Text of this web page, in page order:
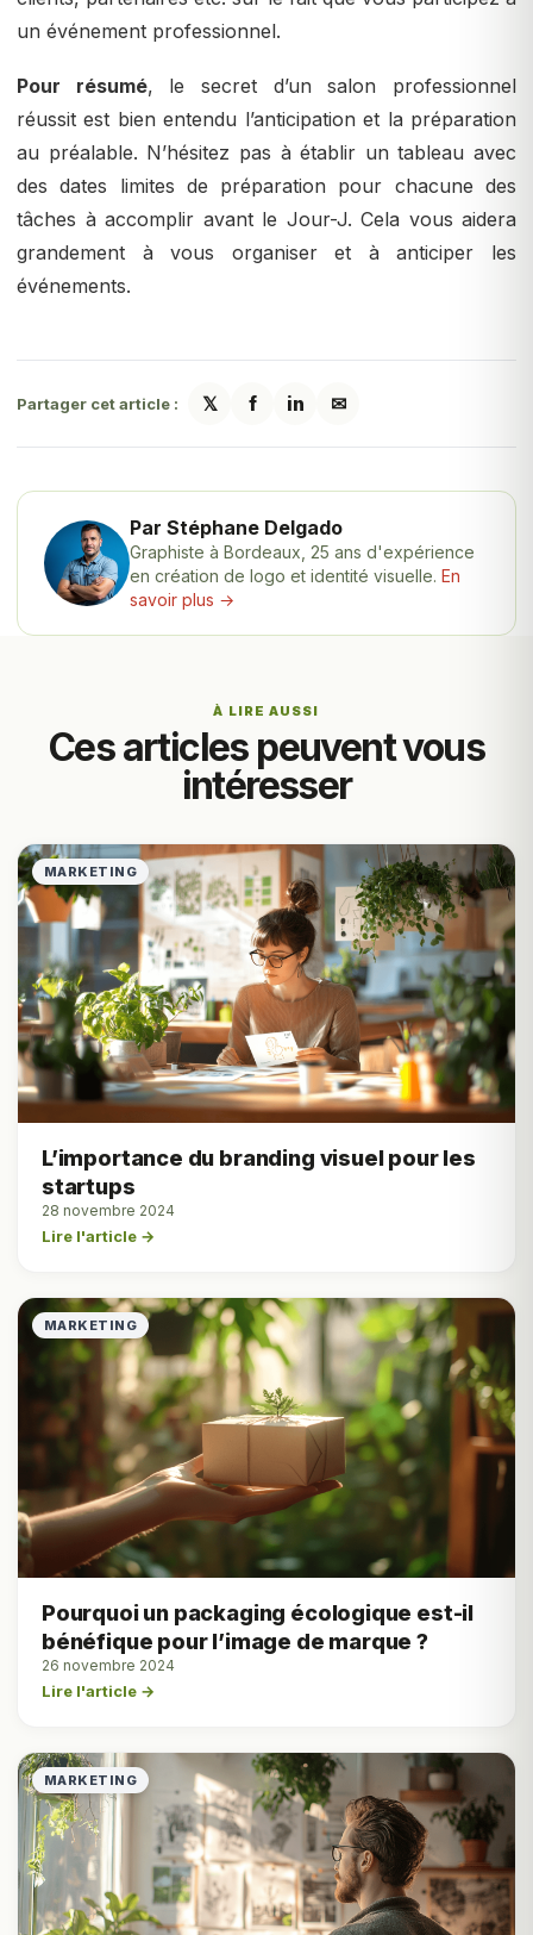
un événement professionnel.
Pour résumé, le secret d’un salon professionnel
réussit est bien entendu l’anticipation et la préparation
au préalable. N’hésitez pas à établir un tableau avec
des dates limites de préparation pour chacune des
tâches à accomplir avant le Jour-J. Cela vous aidera
grandement à vous organiser et à anticiper les
événements.
Partager cet article : 𝕏 f in ✉
Par Stéphane Delgado
Graphiste à Bordeaux, 25 ans d'expérience
en création de logo et identité visuelle. En
savoir plus →
À LIRE AUSSI
Ces articles peuvent vous
intéresser
MARKETING
L’importance du branding visuel pour les
startups
28 novembre 2024
Lire l'article →
MARKETING
Pourquoi un packaging écologique est-il
bénéfique pour l’image de marque ?
26 novembre 2024
Lire l'article →
MARKETING